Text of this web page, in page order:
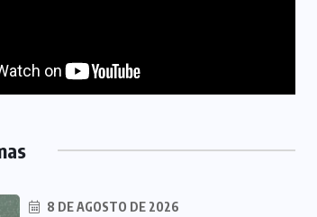
8 DE AGOSTO DE 2026